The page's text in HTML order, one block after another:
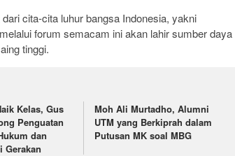
cita-cita luhur bangsa Indonesia, yakni
forum semacam ini akan lahir sumber daya
tinggi.
Kelas, Gus
Penguatan
dan
Gerakan
Moh Ali Murtadho, Alumni
UTM yang Berkiprah dalam
Putusan MK soal MBG